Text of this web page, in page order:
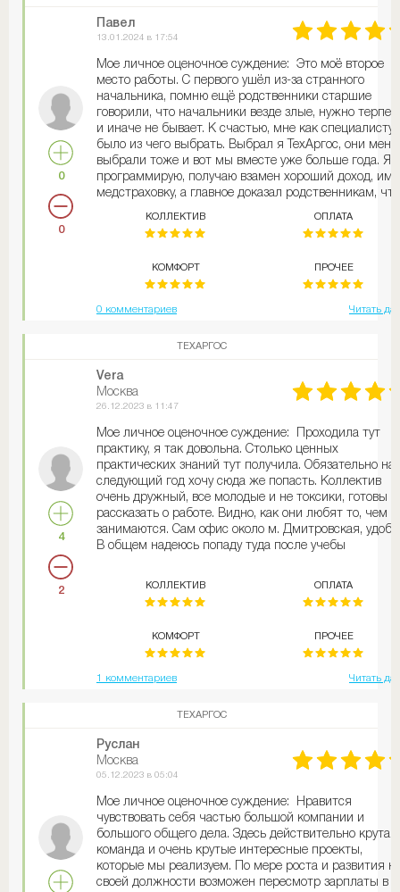
0
0
Павел
13.01.2024 в 17:54
Мое личное оценочное суждение: Это моё второе
место работы. С первого ушёл из-за странного
начальника, помню ещё родственники старшие
говорили, что начальники везде злые, нужно
и иначе не бывает. К счастью, мне как специалисту
было из чего выбрать. Выбрал я ТехАргос, они меня
выбрали тоже и вот мы вместе уже больше года. Я
программирую, получаю взамен хороший доход,
медстраховку, а главное доказал родственникам, что
ругаться с начальством, а быть на одной волне.
КОЛЛЕКТИВ
КОМФОРТ
ОПЛАТА
ПРОЧЕЕ
0 комментариев Читать
ТЕХАРГОС
4
2
Vera
Москва
26.12.2023 в 11:47
Мое личное оценочное суждение: Проходила тут
практику, я так довольна. Столько ценных
практических знаний тут получила. Обязательно на
следующий год хочу сюда же попасть. Коллектив
очень дружный, все молодые и не токсики, готовы
рассказать о работе. Видно, как они любят то, чем
занимаются. Сам офис около м. Дмитровская,
В общем надеюсь попаду туда после учебы
КОЛЛЕКТИВ
КОМФОРТ
ОПЛАТА
ПРОЧЕЕ
1 комментариев Читать
ТЕХАРГОС
Руслан
Москва
05.12.2023 в 05:04
Мое личное оценочное суждение: Нравится
чувствовать себя частью большой компании и
большого общего дела. Здесь действительно крутая
команда и очень крутые интересные проекты,
которые мы реализуем. По мере роста и развития
своей должности возможен пересмотр зарплаты в